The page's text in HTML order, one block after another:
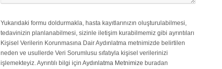
Yukarıdaki formu doldurmakla, hasta kayıtlarınızın oluşturulabilmesi,
tedavinizin planlanabilmesi, sizinle iletişim kurabilmemiz gibi ayrıntıları
Kişisel Verilerin Korunmasına Dair Aydınlatma metnimizde belirtilen
neden ve usullerde Veri Sorumlusu sıfatıyla kişisel verilerinizi
işlemekteyiz. Ayrıntılı bilgi içinAydınlatma Metnimize buradan